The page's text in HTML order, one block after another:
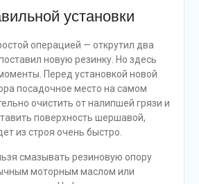
установки
операцией — открутил два
новую резинку. Но здесь
Перед установкой новой
посадочное место на самом
очистить от налипшей грязи и
поверхность шершавой,
из строя очень быстро.
смазывать резиновую опору
моторным маслом или